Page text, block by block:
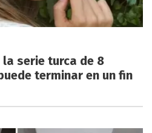
la serie turca de 8
terminar en un fin